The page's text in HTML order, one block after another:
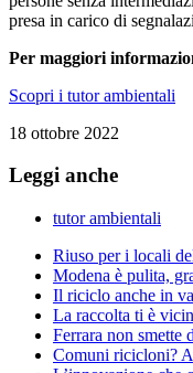
presa in carico di
Per maggiori
Scopri i tutor ambientali
18 ottobre 2022
Leggi anche
tutor ambientali
Riuso per i locali
Modena è pulita,
Il riciclo anche in
La raccolta ti è
Ferrara non smette
Comuni ricicloni?